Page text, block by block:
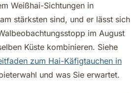
Weißhai-Sichtungen in
stärksten sind, und er lässt sich
im August
Küste kombinieren. Siehe
zum Hai-Käfigtauchen in
und was Sie erwartet.